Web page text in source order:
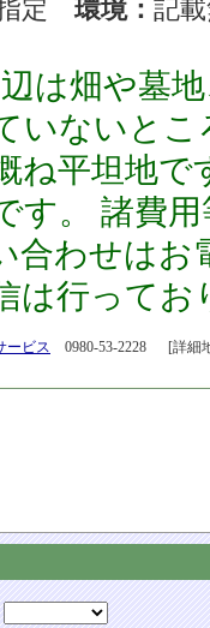
定 環境： 記
は畑や墓
いないと
ね平坦地で
す。 諸費
合わせは
は行ってお
ービス 0980-53-2228 [詳細